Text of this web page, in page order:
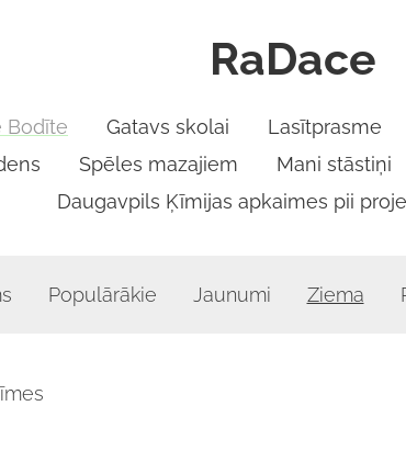
RaDace
Bodīte Gatavs skolai Lasītprasme
Spēles mazajiem Mani stāstiņi
Daugavpils Ķīmijas apkaimes pii
Populārākie Jaunumi Ziema